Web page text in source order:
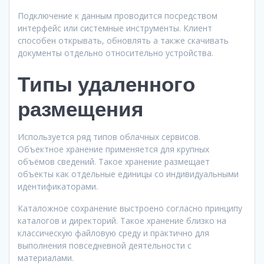
Подключение к данным проводится посредством
интерфейс или системные инструменты. Клиент
способен открывать, обновлять а также скачивать
документы отдельно относительно устройства.
Типы удаленного
размещения
Используется ряд типов облачных сервисов.
Объектное хранение применяется для крупных
объёмов сведений. Такое хранение размещает
объекты как отдельные единицы со индивидуальными
идентификаторами.
Каталожное сохранение выстроено согласно принципу
каталогов и директорий. Такое хранение близко на
классическую файловую среду и практично для
выполнения повседневной деятельности с
материалами.